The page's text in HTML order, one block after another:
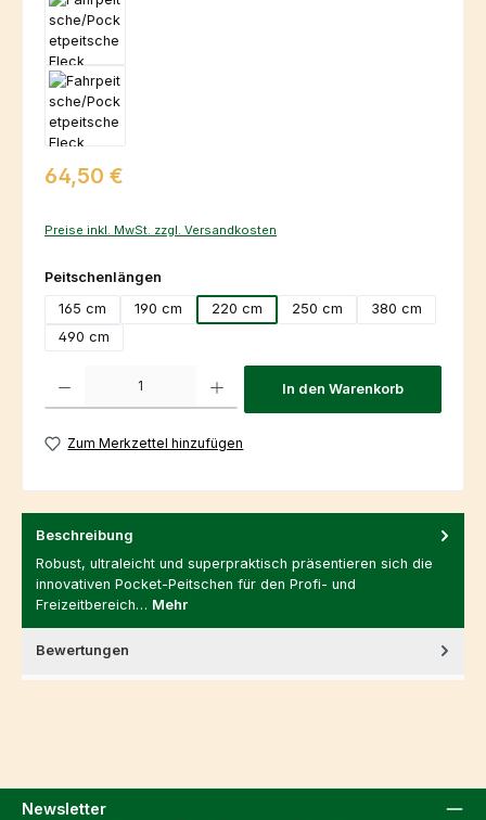
Regulärer Preis:
64,50 €
Preise inkl. MwSt. zzgl. Versandkosten
Peitschenlängen
165 cm
190 cm 220 cm 250 cm
380 cm
490 cm
Produkt Anzahl: Gib den gewünschten Wert ein oder benutze die
In den Warenkorb
Zum Merkzettel hinzufügen
Beschreibung
Robust, ultraleicht und superpraktisch präsentieren sich die
innovativen Pocket-Peitschen für den Profi- und
Freizeitbereich… Mehr
Bewertungen
Newsletter